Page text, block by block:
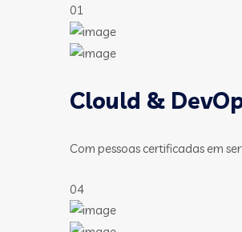
01
Clould &
Com pessoas certificadas em
04